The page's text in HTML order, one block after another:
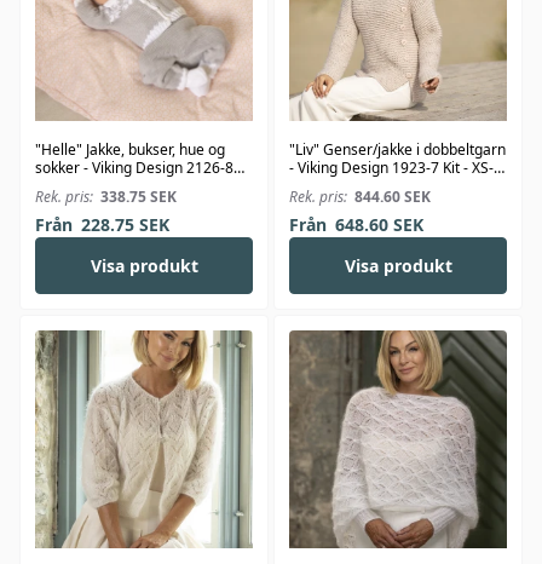
"Helle" Jakke, bukser, hue og
sokker - Viking Design 2126-8
Kit - 1-24 Mdr. - Viking Bambino
Rek. pris: 338.75SEK
Från 228.75SEK
Visa produkt
"Liv" Genser/jakke i dobbeltgarn
- Viking Design 1923-7 Kit - XS-
XXL - Viking Alpaca Bris
Rek. pris: 844.60SEK
Från 648.60SEK
Visa produkt